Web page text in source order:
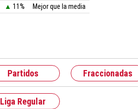
▲ 11% Mejor que la media
Partidos Fraccionadas
Liga Regular